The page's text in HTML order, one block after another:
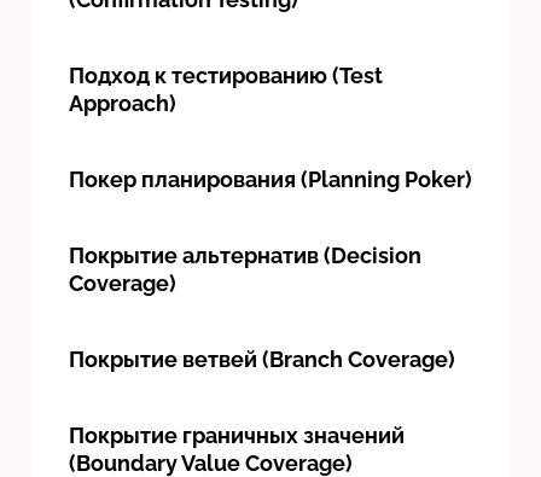
Подход к тестированию (Test
Approach)
Покер планирования (Planning Poker)
Покрытие альтернатив (Decision
Coverage)
Покрытие ветвей (Branch Coverage)
Покрытие граничных значений
(Boundary Value Coverage)